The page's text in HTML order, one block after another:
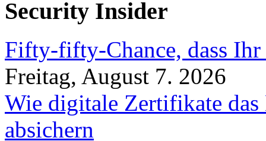
Security Insider
Fifty-fifty-Chance, dass
Freitag, August 7. 2026
Wie digitale Zertifikate
absichern